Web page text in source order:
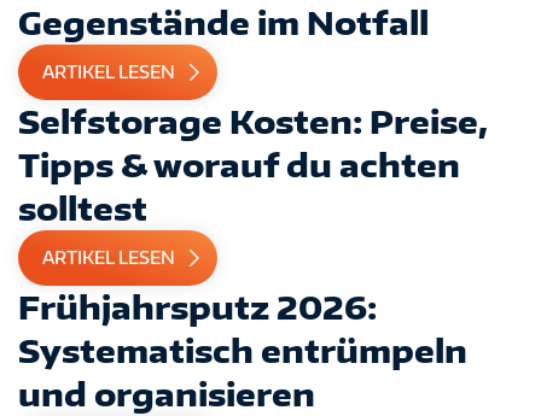
Gegenstände im Notfall
ARTIKEL LESEN
Selfstorage Kosten: Preise,
Tipps & worauf du achten
solltest
ARTIKEL LESEN
Frühjahrsputz 2026:
Systematisch entrümpeln
und organisieren